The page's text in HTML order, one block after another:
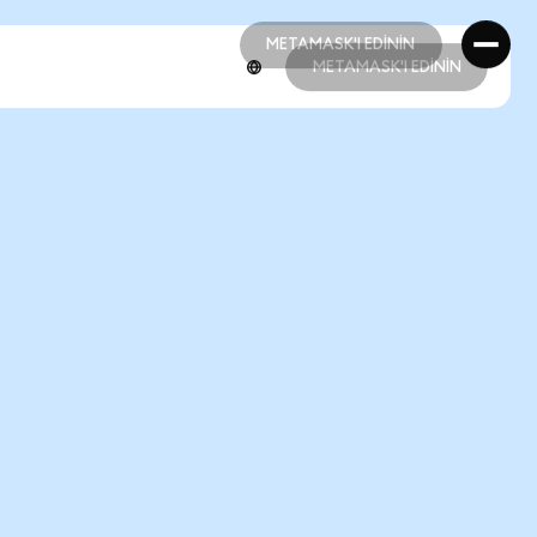
METAMASK'I EDİNİN
METAMASK'I EDİNİN
METAMASK'I EDİNİN